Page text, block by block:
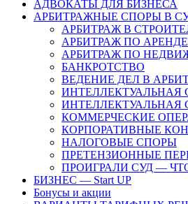
АДВОКАТЫ ДЛЯ БИЗНЕСА
АРБИТРАЖНЫЕ СПОРЫ В
АРБИТРАЖ В
АРБИТРАЖ ПО АРЕНДЕ
АРБИТРАЖ ПО
БАНКРОТСТВО
ВЕДЕНИЕ ДЕЛ В
ИНТЕЛЛЕКТУАЛЬНАЯ
ИНТЕЛЛЕКТУАЛЬНАЯ
КОММЕРЧЕСКИЕ
КОРПОРАТИВНЫЕ
НАЛОГОВЫЕ СПОРЫ
ПРЕТЕНЗИОННЫЕ
ПРОИГРАЛИ СУД —
БИЗНЕС — Start UP
Бонусы и акции